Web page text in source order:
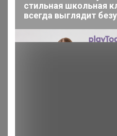
стильная школьная
всегда выглядит